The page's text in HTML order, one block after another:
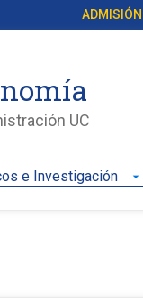
ADMISIÓN
UC
e Investigación arrow_drop_down